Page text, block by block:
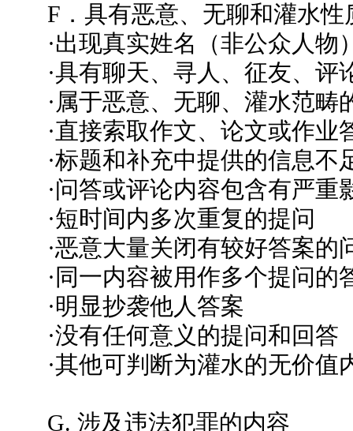
F．具有恶意、无聊和灌水性
·出现真实姓名（非公众人
·具有聊天、寻人、征友、评
·属于恶意、无聊、灌水范畴
·直接索取作文、论文或作业
·标题和补充中提供的信息
·问答或评论内容包含有严
·短时间内多次重复的提问
·恶意大量关闭有较好答案的
·同一内容被用作多个提问
·明显抄袭他人答案
·没有任何意义的提问和回答
·其他可判断为灌水的无价值
G. 涉及违法犯罪的内容